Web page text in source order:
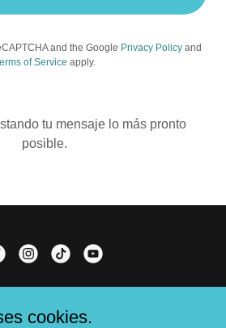
and the Google Privacy Policy and
of Service apply.
tu mensaje lo más pronto
posible.
cookies.